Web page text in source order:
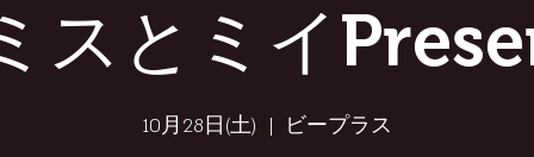
スとミイ
10月28日(土)
  |
ビープラス